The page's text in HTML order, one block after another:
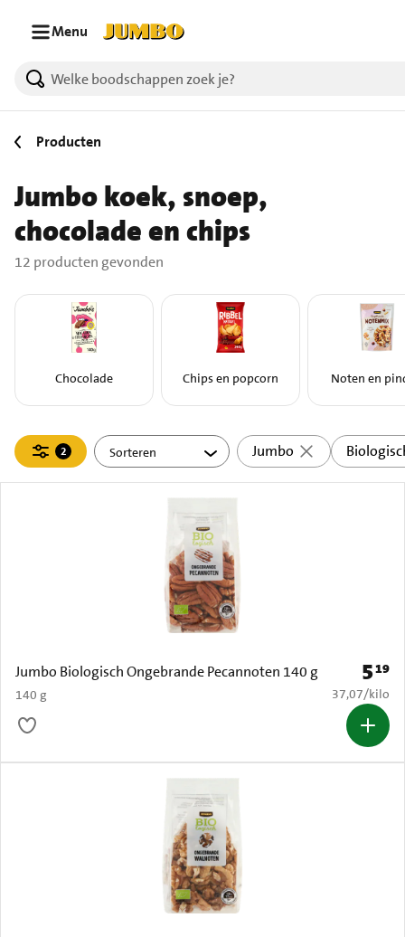
Menu
12 producten gevonden.
Producten
Jumbo koek, snoep,
chocolade en chips
12 producten gevonden
Chocolade Chips en popcorn Noten en
Filteren
2
actief
Jumbo
Jumbo Biologisch Ongebrande Pecannoten 140 g
140 g
Prijs:
519
€ 37,07 per
37,07/kilo